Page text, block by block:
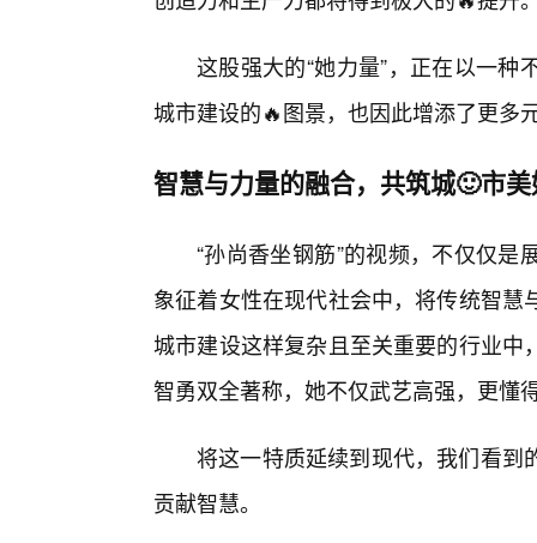
这股强大的“她力量”，正在以一
城市建设的🔥图景，也因此增添了更多
智慧与力量的融合，共筑城🙂市
“孙尚香坐钢筋”的视频，不仅仅
象征着女性在现代社会中，将传统智
城市建设这样复杂且至关重要的行业
智勇双全著称，她不仅武艺高强，更懂
将这一特质延续到现代，我们看到
贡献智慧。